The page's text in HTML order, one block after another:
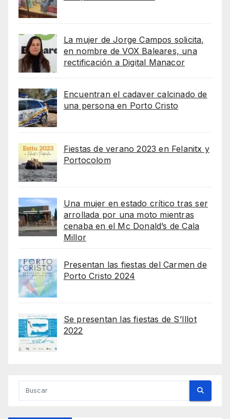
La mujer de Jorge Campos solicita,
en nombre de VOX Baleares, una
rectificación a Digital Manacor
Encuentran el cadaver calcinado de
una persona en Porto Cristo
Fiestas de verano 2023 en Felanitx y
Portocolom
Una mujer en estado crítico tras ser
arrollada por una moto mientras
cenaba en el Mc Donald’s de Cala
Millor
Presentan las fiestas del Carmen de
Porto Cristo 2024
Se presentan las fiestas de S’Illot
2022